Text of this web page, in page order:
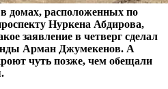
домах, расположенных по
Нуркена Абдирова,
заявление в четверг сделал
Арман Джумекенов. А
чуть позже, чем обещали